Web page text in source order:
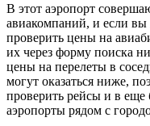
В этот аэропорт
авиакомпаний, и если вы
проверить цены на
их через форму поиска
цены на перелеты в
могут оказаться ниже,
проверить рейсы и в
аэропорты рядом с